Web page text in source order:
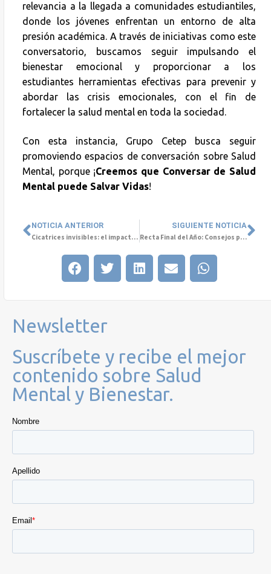
relevancia a la llegada a comunidades estudiantiles,
donde los jóvenes enfrentan un entorno de alta
presión académica. A través de iniciativas como este
conversatorio, buscamos seguir impulsando el
bienestar emocional y proporcionar a los
estudiantes herramientas efectivas para prevenir y
abordar las crisis emocionales, con el fin de
fortalecer la salud mental en toda la sociedad.
Con esta instancia, Grupo Cetep busca seguir
promoviendo espacios de conversación sobre Salud
Mental, porque ¡Creemos que Conversar de Salud
Mental puede Salvar Vidas!
NOTICIA ANTERIOR
Cicatrices invisibles: el impacto de la violencia de género en la Salud Mental.
SIGUIENTE NOTICIA
Recta Final del Año: Consejos para Terminar el 2024 con Bienestar
Newsletter
Suscríbete y recibe el mejor
contenido sobre Salud
Mental y Bienestar.